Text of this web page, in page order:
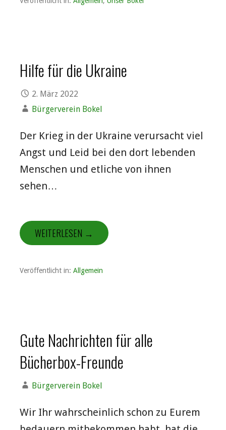
Hilfe für die Ukraine
2. März 2022
Bürgerverein Bokel
Der Krieg in der Ukraine verursacht viel
Angst und Leid bei den dort lebenden
Menschen und etliche von ihnen
sehen…
WEITERLESEN →
Veröffentlicht in: Allgemein
Gute Nachrichten für alle
Bücherbox-Freunde
Bürgerverein Bokel
Wir Ihr wahrscheinlich schon zu Eurem